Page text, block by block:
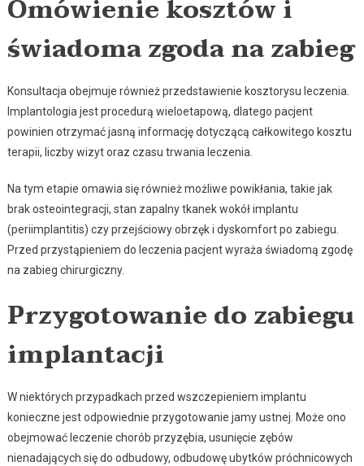
Omówienie kosztów i
świadoma zgoda na zabieg
Konsultacja obejmuje również przedstawienie kosztorysu leczenia.
Implantologia jest procedurą wieloetapową, dlatego pacjent
powinien otrzymać jasną informację dotyczącą całkowitego kosztu
terapii, liczby wizyt oraz czasu trwania leczenia.
Na tym etapie omawia się również możliwe powikłania, takie jak
brak osteointegracji, stan zapalny tkanek wokół implantu
(periimplantitis) czy przejściowy obrzęk i dyskomfort po zabiegu.
Przed przystąpieniem do leczenia pacjent wyraża świadomą zgodę
na zabieg chirurgiczny.
Przygotowanie do zabiegu
implantacji
W niektórych przypadkach przed wszczepieniem implantu
konieczne jest odpowiednie przygotowanie jamy ustnej. Może ono
obejmować leczenie chorób przyzębia, usunięcie zębów
nienadających się do odbudowy, odbudowę ubytków próchnicowych